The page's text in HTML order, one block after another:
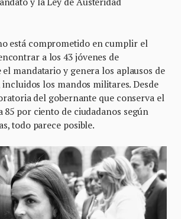
está comprometido en cumplir el
a los 43 jóvenes de
el mandatario y genera los aplausos de
incluidos los mandos militares. Desde
del gobernante que conserva el
85 por ciento de ciudadanos según
todo parece posible.